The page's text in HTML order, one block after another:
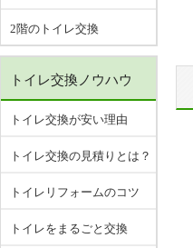
2階のトイレ交換
トイレ交換ノウハウ
トイレ交換が安い理由
トイレ交換の見積りとは？
トイレリフォームのコツ
トイレをまるごと交換